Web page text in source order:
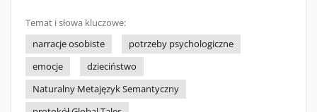
Temat i słowa kluczowe:
narracje osobiste
potrzeby psychologiczne
emocje
dzieciństwo
Naturalny Metajęzyk Semantyczny